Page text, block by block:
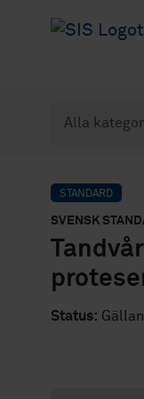
STANDARD
SVENSK
Status: